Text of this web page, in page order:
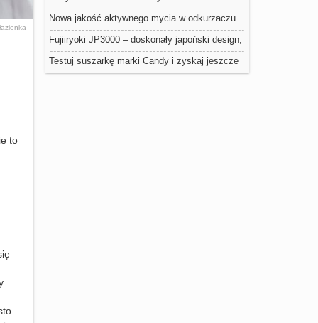
to
nowoczesnego designu 0
Nowa jakość aktywnego mycia w odkurzaczu
Dyson
Fujiiryoki JP3000 – doskonały japoński design,
jakość i powiew świeżości we wnętrzu Twojego
domu
Testuj suszarkę marki Candy i zyskaj jeszcze
więcej